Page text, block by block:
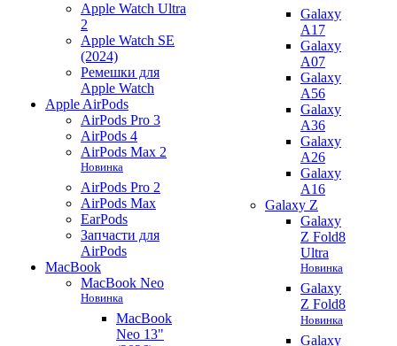
Apple Watch Ultra
2
Apple Watch SE
(2024)
Ремешки для
Apple Watch
Apple AirPods
AirPods Pro 3
AirPods 4
AirPods Max 2
Новинка
AirPods Pro 2
AirPods Max
EarPods
Запчасти для
AirPods
MacBook
MacBook Neo
Новинка
MacBook
Neo 13"
Galaxy
A17
Galaxy
A07
Galaxy
A56
Galaxy
A36
Galaxy
A26
Galaxy
A16
Galaxy Z
Galaxy
Z Fold8
Ultra
Новинка
Galaxy
Z Fold8
Новинка
Galaxy